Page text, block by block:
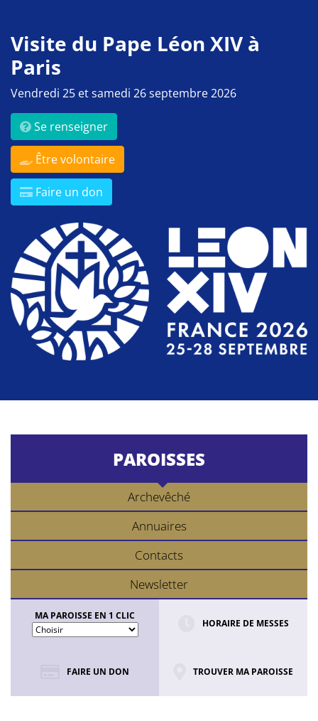
Visite du Pape Léon XIV à
Paris
Vendredi 25 et samedi 26 septembre 2026
Se renseigner
Être volontaire
Faire un don
PAROISSES
Archevêché
Annuaires
Contacts
Newsletter
MA PAROISSE EN 1 CLIC
HORAIRE DE MESSES
FAIRE UN DON TROUVER MA PAROISSE